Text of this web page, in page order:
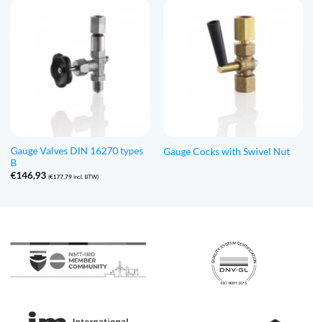
Gauge Valves DIN 16270 types
B
€146,93 (€177,79incl. BTW)
Gauge Cocks with Swivel Nut